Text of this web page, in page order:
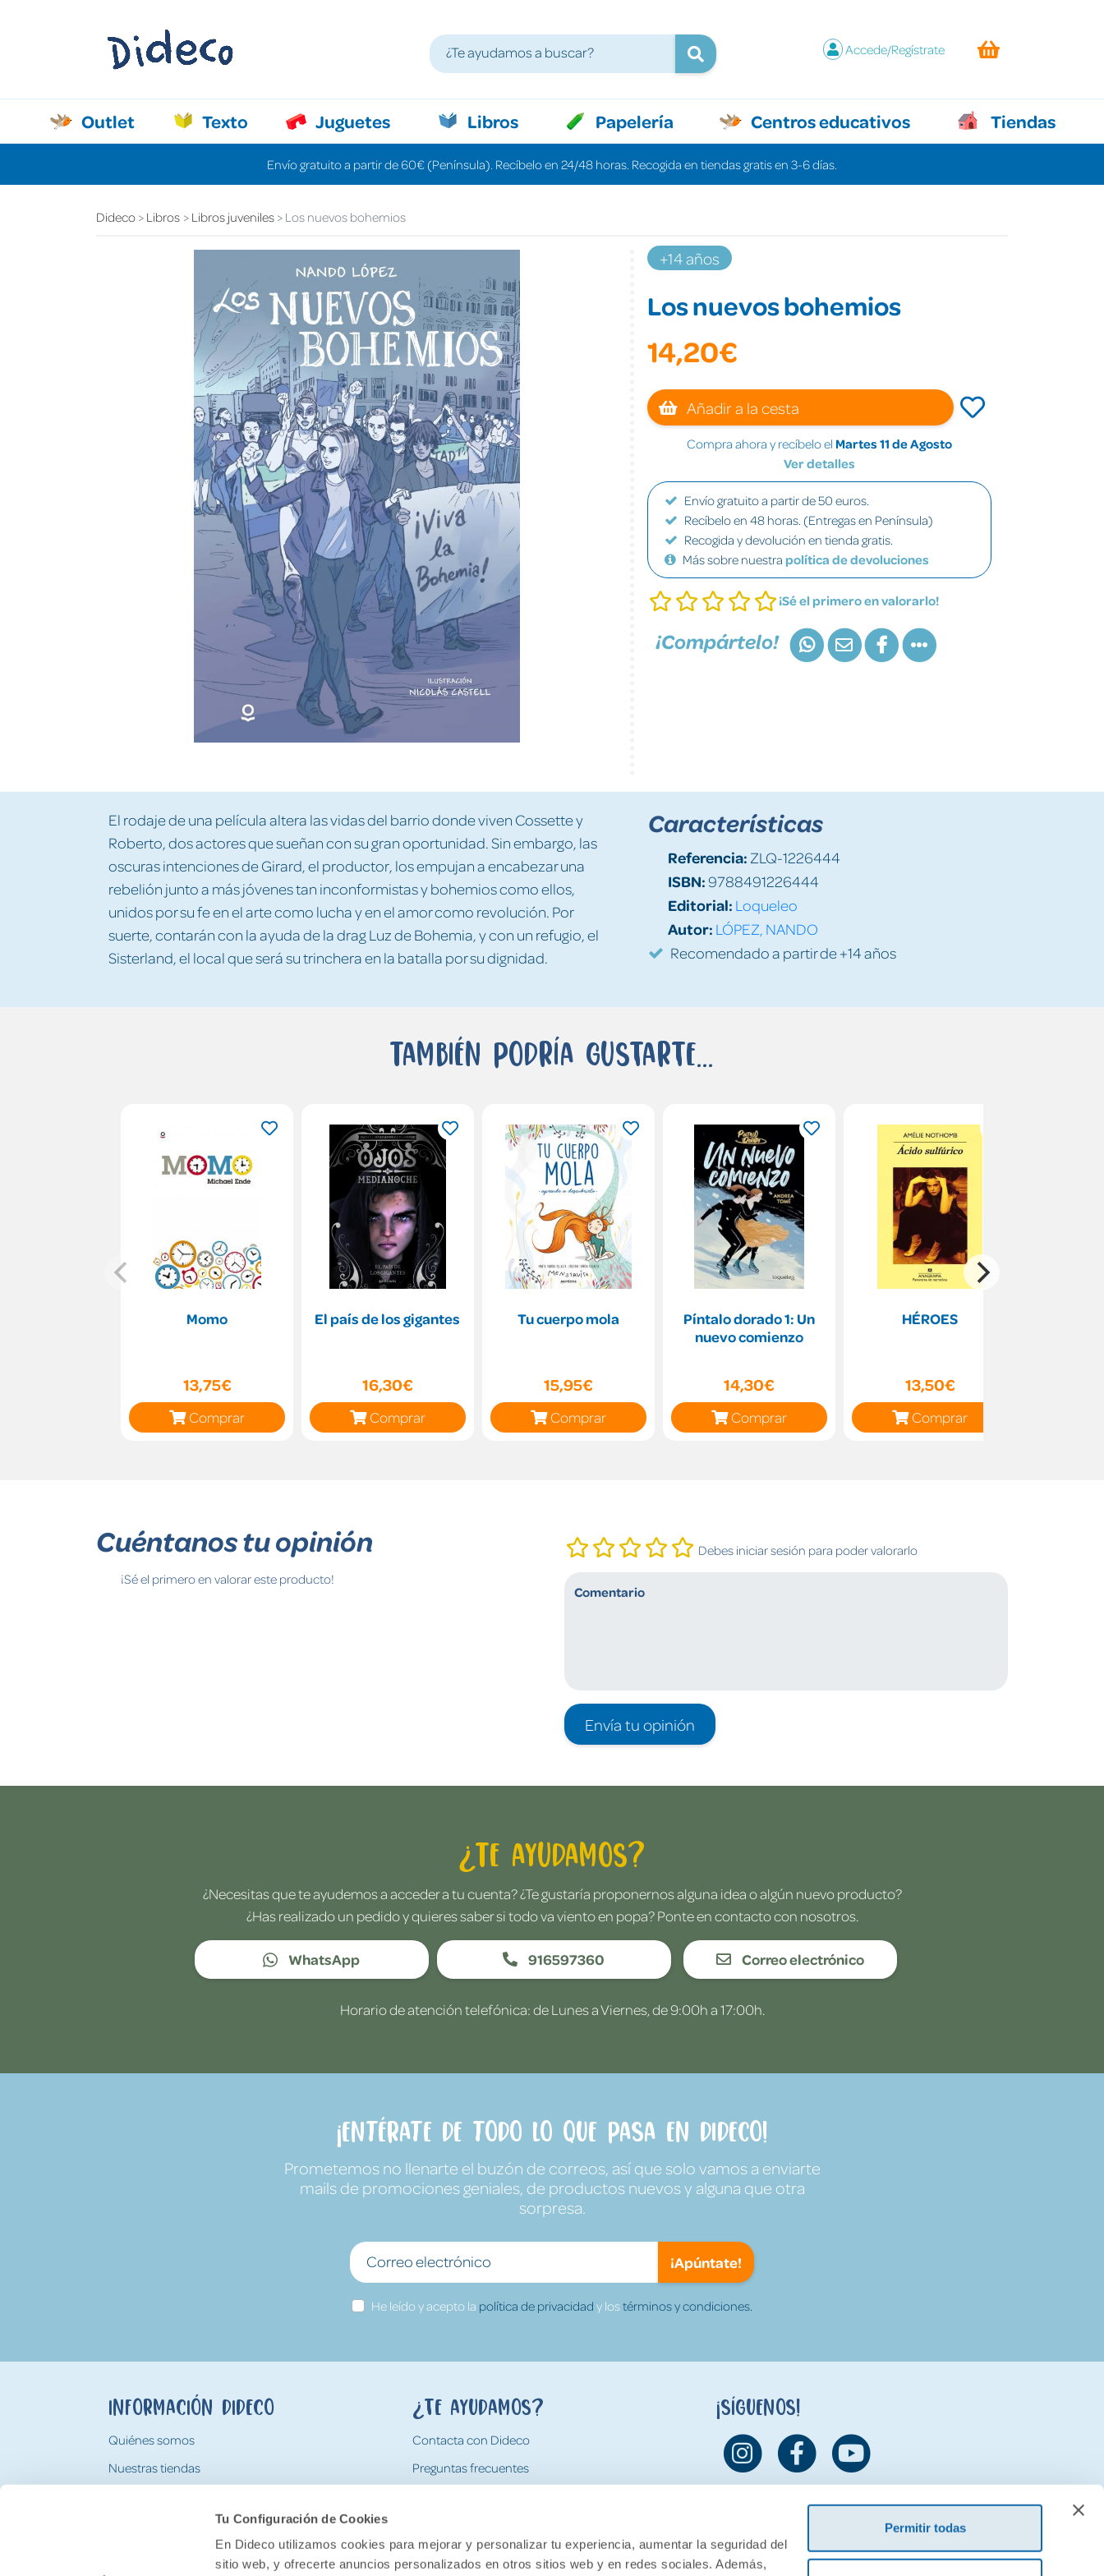
Tu Configuración de Cookies
En Dideco utilizamos cookies para mejorar y personalizar tu experiencia, aumentar la seguridad del
sitio web, y ofrecerte anuncios personalizados en otros sitios web y en redes sociales. Además,
Permitir todas
Accede/Regístrate
Outlet Texto Juguetes Libros Papelería Centros educativos Tiendas
Envío gratuito a partir de 60€ (Península). Recíbelo en 24/48 horas. Recogida en tiendas gratis en 3-6 días.
Dideco Libros Libros juveniles Los nuevos bohemios
+14 años
Los nuevos bohemios
14,20€
Añadir a la cesta
Compra ahora y recíbelo el Martes 11 de Agosto
Ver detalles
Envío gratuito a partir de 50 euros.
Recíbelo en 48 horas. (Entregas en Península)
Recogida y devolución en tienda gratis.
Más sobre nuestra política de devoluciones
¡Sé el primero en valorarlo!
¡Compártelo!
El rodaje de una película altera las vidas del barrio donde viven Cossette y
Roberto, dos actores que sueñan con su gran oportunidad. Sin embargo, las
oscuras intenciones de Girard, el productor, los empujan a encabezar una
rebelión junto a más jóvenes tan inconformistas y bohemios como ellos,
unidos por su fe en el arte como lucha y en el amor como revolución. Por
suerte, contarán con la ayuda de la drag Luz de Bohemia, y con un refugio, el
Sisterland, el local que será su trinchera en la batalla por su dignidad.
Características
Referencia: ZLQ-1226444
ISBN:9788491226444
Editorial: Loqueleo
Autor: LÓPEZ, NANDO
Recomendado a partir de +14 años
También podría gustarte...
Momo
13,75€
Comprar
El país de los gigantes
16,30€
Comprar
Tu cuerpo mola
15,95€
Comprar
Píntalo dorado 1: Un
nuevo comienzo
14,30€
Comprar
HÉROES
13,50€
Comprar
Cuéntanos tu opinión
¡Sé el primero en valorar este producto!
Debes iniciar sesión para poder valorarlo
Envía tu opinión
¿Te ayudamos?
¿Necesitas que te ayudemos a acceder a tu cuenta? ¿Te gustaría proponernos alguna idea o algún nuevo producto?
¿Has realizado un pedido y quieres saber si todo va viento en popa? Ponte en contacto con nosotros.
WhatsApp 916597360 Correo electrónico
Horario de atención telefónica: de Lunes a Viernes, de 9:00h a 17:00h.
¡Entérate de todo lo que pasa en Dideco!
Prometemos no llenarte el buzón de correos, así que solo vamos a enviarte
mails de promociones geniales, de productos nuevos y alguna que otra
sorpresa.
¡Apúntate!
He leído y acepto la política de privacidad y lostérminos y condiciones.
Información Dideco
Quiénes somos
Nuestras tiendas
Tarjeta Regalo Dideco
¿Te ayudamos?
Contacta con Dideco
Preguntas frecuentes
Devoluciones
¡Síguenos!